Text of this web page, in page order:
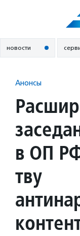
новости
Анонсы
в ОП
тву